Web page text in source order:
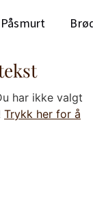
Påsmurt
har ikke valgt
Trykk her for å